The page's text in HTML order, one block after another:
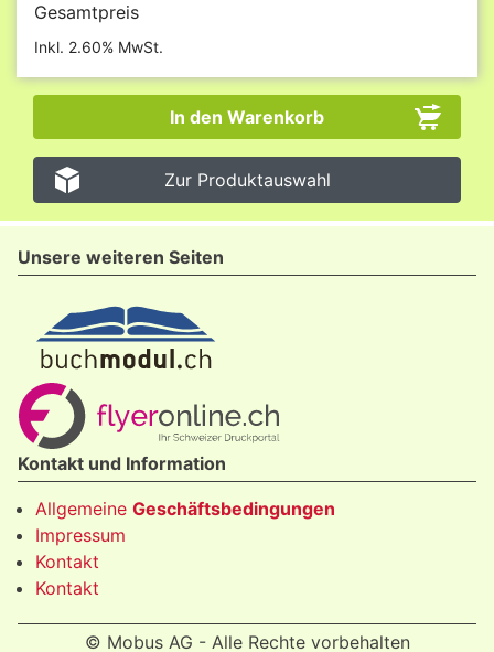
Gesamtpreis
Inkl. 2.60% MwSt.
Zur Produktauswahl
Unsere weiteren Seiten
Kontakt und Information
Allgemeine Geschäftsbedingungen
Impressum
Kontakt
Kontakt
© Mobus AG - Alle Rechte vorbehalten